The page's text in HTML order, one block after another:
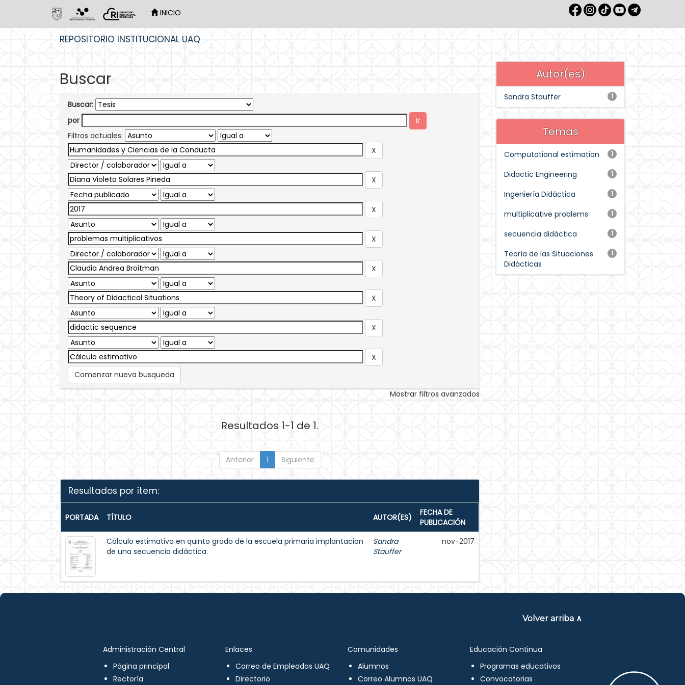
INICIO
REPOSITORIO INSTITUCIONAL UAQ
Buscar
Buscar:
por
Filtros actuales:
Comenzar nueva busqueda
Mostrar filtros avanzados
Resultados 1-1 de 1.
Anterior 1 Siguiente
Resultados por ítem:
PORTADA TÍTULO AUTOR(ES)
FECHA DE
PUBLICACIÓN
Cálculo estimativo en quinto grado de la escuela primaria implantacion
de una secuencia didáctica.
Sandra
Stauffer
nov-2017
Autor(es)
1
Sandra Stauffer
Temas
1
Computational estimation
1
Didactic Engineering
1
Ingeniería Didáctica
1
multiplicative problems
1
secuencia didáctica
1
Teoría de las Situaciones
Didácticas
Volver arriba ∧
Administración Central
Página principal
Rectoría
Enlaces
Correo de Empleados UAQ
Directorio
Comunidades
Alumnos
Correo Alumnos UAQ
Educación Continua
Programas educativos
Convocatorias